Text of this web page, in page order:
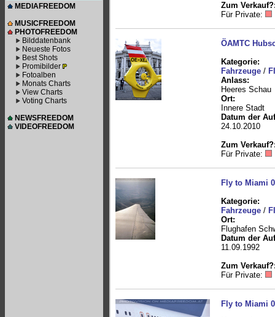
MEDIAFREEDOM
MUSICFREEDOM
PHOTOFREEDOM
Bilddatenbank
Neueste Fotos
Best Shots
Promibilder
Fotoalben
Monats Charts
View Charts
Voting Charts
NEWSFREEDOM
VIDEOFREEDOM
Zum
Für Private:
ÖAMTC
Kategorie:
Fahrzeuge /
Anlass:
Heeres Schau
Ort:
Innere Stadt
Datum der
24.10.2010
Zum
Für Private:
Fly to Miami
Kategorie:
Fahrzeuge /
Ort:
Flughafen
Datum der
11.09.1992
Zum
Für Private:
Fly to Miami